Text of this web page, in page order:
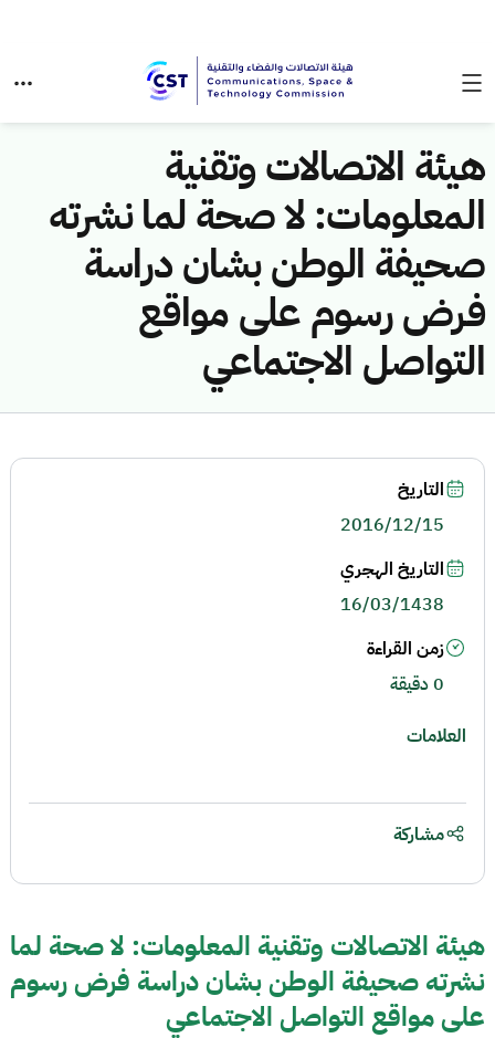
هيئة الاتصالات وتقنية
المعلومات: لا صحة لما نشرته
صحيفة الوطن بشان دراسة
فرض رسوم على مواقع
التواصل الاجتماعي
هيئة الاتصالات وتقنية المعلومات: لا صحة لما
نشرته صحيفة الوطن بشان دراسة فرض رسوم
على مواقع التواصل الاجتماعي
التاريخ
2016/12/15
التاريخ الهجري
16/03/1438
زمن القراءة
0 دقيقة
العلامات
مشاركة